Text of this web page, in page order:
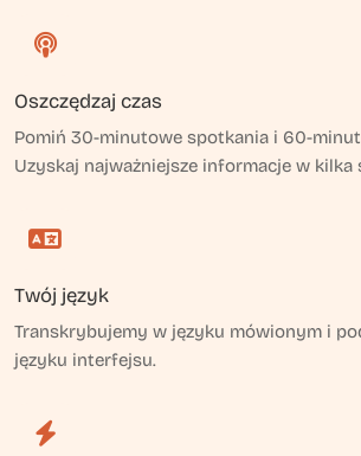
Oszczędzaj czas
Pomiń 30-minutowe spotkania i 60-
Uzyskaj najważniejsze informacje w kilka
Twój język
Transkrybujemy w języku mówionym i
języku interfejsu.